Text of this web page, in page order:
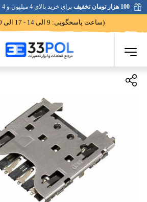
100 هزار تومان تخفیف برای خرید بالای 4 میلیون و 4 قلم کالا!
(ساعت پاسخگویی: 9 الی 14 - 17 الی 20)